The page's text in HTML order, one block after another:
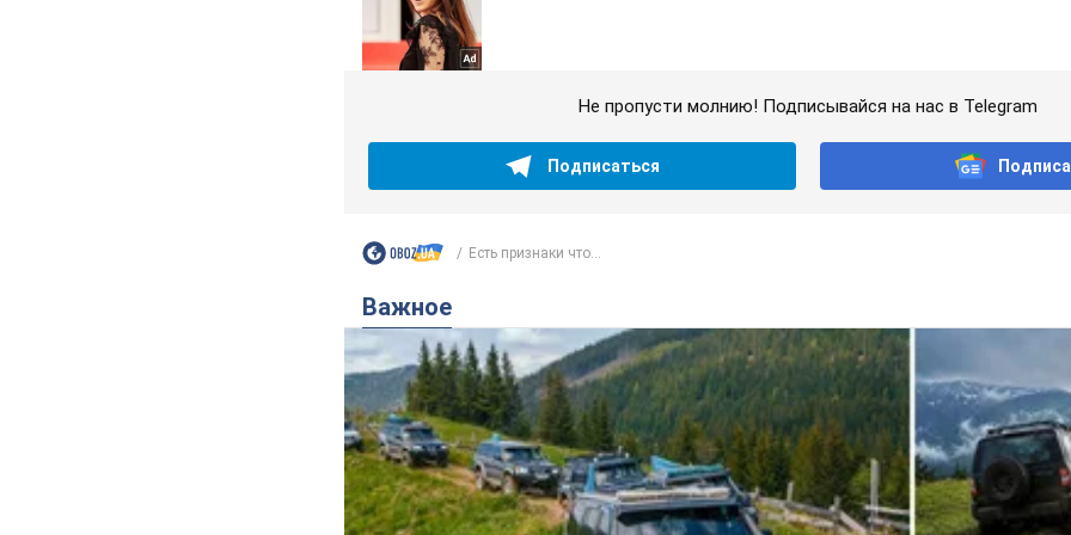
Не пропусти молнию! Подписывайся на нас в Telegram
Подписаться
Есть признаки что...
Важное